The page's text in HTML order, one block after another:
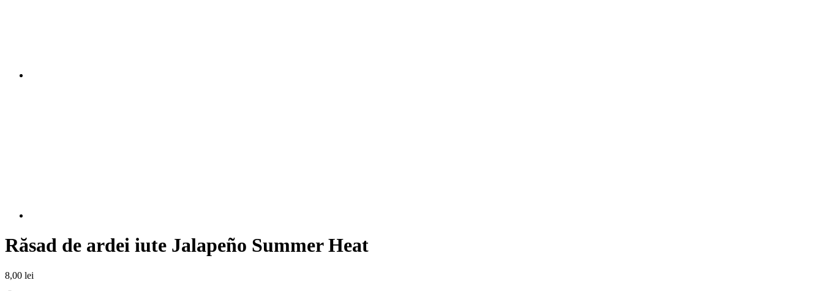
Răsad de ardei iute Jalapeño Summer Heat
8,00 lei